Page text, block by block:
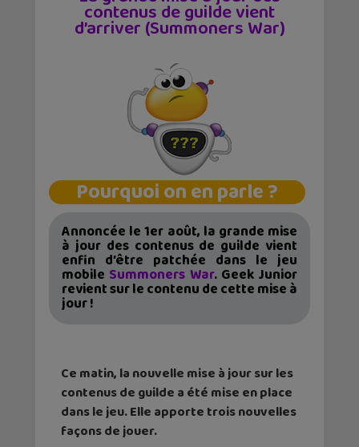
contenus de guilde vient
d’arriver (Summoners War)
Pourquoi on en parle ?
Annoncée le 1er août, la grande mise
à jour des contenus de guilde vient
enfin d’être patchée dans le jeu
mobile Summoners War. Geek Junior
revient sur le contenu de cette mise à
jour !
Ce matin, la nouvelle mise à jour sur les
contenus de guilde a été mise en place
dans le jeu. Elle apporte trois nouvelles
façons de jouer.